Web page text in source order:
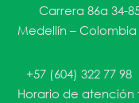
Carrera 86a 34-
Medellín – Colombia
+57 (604) 322 77 98
Horario de atención